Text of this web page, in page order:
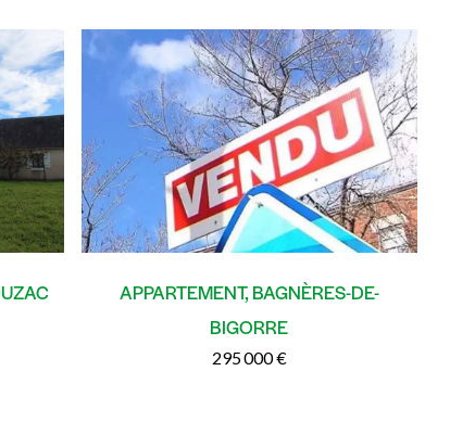
APPARTEMENT, BAGNÈRES-DE-
BIGORRE
295 000 €